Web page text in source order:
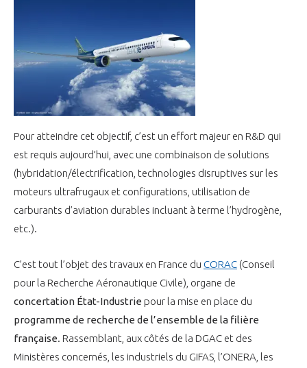
Pour atteindre cet objectif, c’est un effort majeur en R&D qui
est requis aujourd’hui, avec une combinaison de solutions
(hybridation/électrification, technologies disruptives sur les
moteurs ultrafrugaux et configurations, utilisation de
carburants d’aviation durables incluant à terme l’hydrogène,
etc.).
C’est tout l’objet des travaux en France du CORAC (Conseil
pour la Recherche Aéronautique Civile), organe de
concertation État-Industrie pour la mise en place du
programme de recherche de l’ensemble de la filière
française. Rassemblant, aux côtés de la DGAC et des
Ministères concernés, les industriels du GIFAS, l’ONERA, les